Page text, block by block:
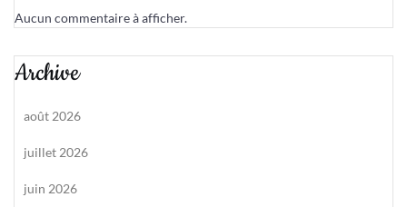
Aucun commentaire à afficher.
Archive
août 2026
juillet 2026
juin 2026